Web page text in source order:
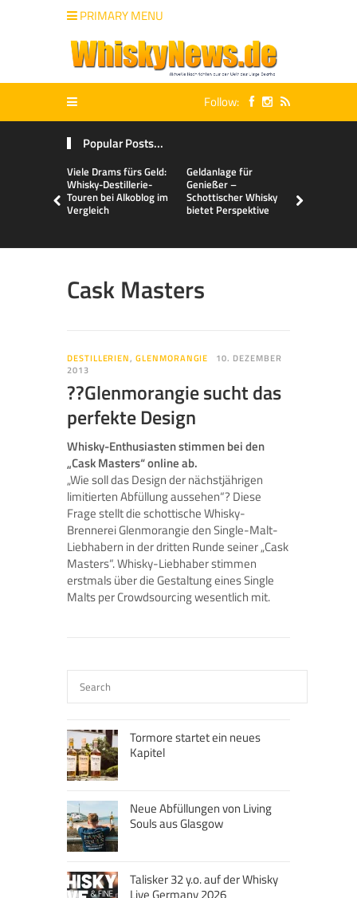
PRIMARY MENU
Follow:
Popular Posts...
Viele Drams fürs Geld:
Whisky-Destillerie-
Touren bei Alkoblog im
Vergleich
Geldanlage für
Genießer –
Schottischer Whisky
bietet Perspektive
Cask Masters
DESTILLERIEN,GLENMORANGIE
10. DEZEMBER
2013
??Glenmorangie sucht das
perfekte Design
Whisky-Enthusiasten stimmen bei den
„Cask Masters“ online ab.
„Wie soll das Design der nächstjährigen
limitierten Abfüllung aussehen“? Diese
Frage stellt die schottische Whisky-
Brennerei Glenmorangie den Single-Malt-
Liebhabern in der dritten Runde seiner „Cask
Masters“. Whisky-Liebhaber stimmen
erstmals über die Gestaltung eines Single
Malts per Crowdsourcing wesentlich mit.
Tormore startet ein neues
Kapitel
Neue Abfüllungen von Living
Souls aus Glasgow
Talisker 32 y.o. auf der Whisky